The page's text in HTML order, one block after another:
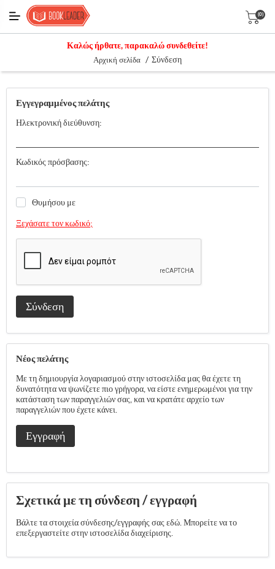
(0)
Καλώς ήρθατε, παρακαλώ συνδεθείτε!
Αρχική σελίδα / Σύνδεση
Εγγεγραμμένος πελάτης
Ηλεκτρονική διεύθυνση:
Κωδικός πρόσβασης:
Θυμήσου με
Ξεχάσατε τον κωδικό;
Σύνδεση
Νέος πελάτης
Με τη δημιουργία λογαριασμού στην ιστοσελίδα μας θα έχετε τη
δυνατότητα να ψωνίζετε πιο γρήγορα, να είστε ενημερωμένοι για την
κατάσταση των παραγγελιών σας, και να κρατάτε αρχείο των
παραγγελιών που έχετε κάνει.
Εγγραφή
Σχετικά με τη σύνδεση / εγγραφή
Βάλτε τα στοιχεία σύνδεσης/εγγραφής σας εδώ. Μπορείτε να το
επεξεργαστείτε στην ιστοσελίδα διαχείρισης.